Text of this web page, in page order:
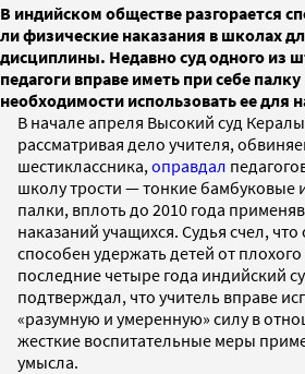
В индийском обществе разгорается
ли физические наказания в школах
дисциплины. Недавно суд одного из
педагоги вправе иметь при себе
необходимости использовать ее для
В начале апреля Высокий суд
рассматривая дело учителя,
шестиклассника, оправдал
школу трости — тонкие бамбуковые
палки, вплоть до 2010 года
наказаний учащихся. Судья счел,
способен удержать детей от
последние четыре года индийский
подтверждал, что учитель вправе
«разумную и умеренную» силу в
жесткие воспитательные меры
умысла.